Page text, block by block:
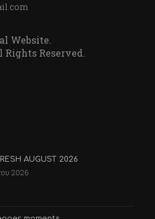
Website.
Reserved.
AUGUST 2026
2026